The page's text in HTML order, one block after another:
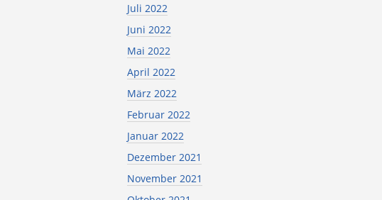
Juli 2022
Juni 2022
Mai 2022
April 2022
März 2022
Februar 2022
Januar 2022
Dezember 2021
November 2021